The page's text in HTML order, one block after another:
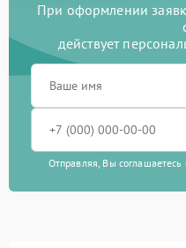
При оформлении
действует
Отправляя, Вы соглашаетесь